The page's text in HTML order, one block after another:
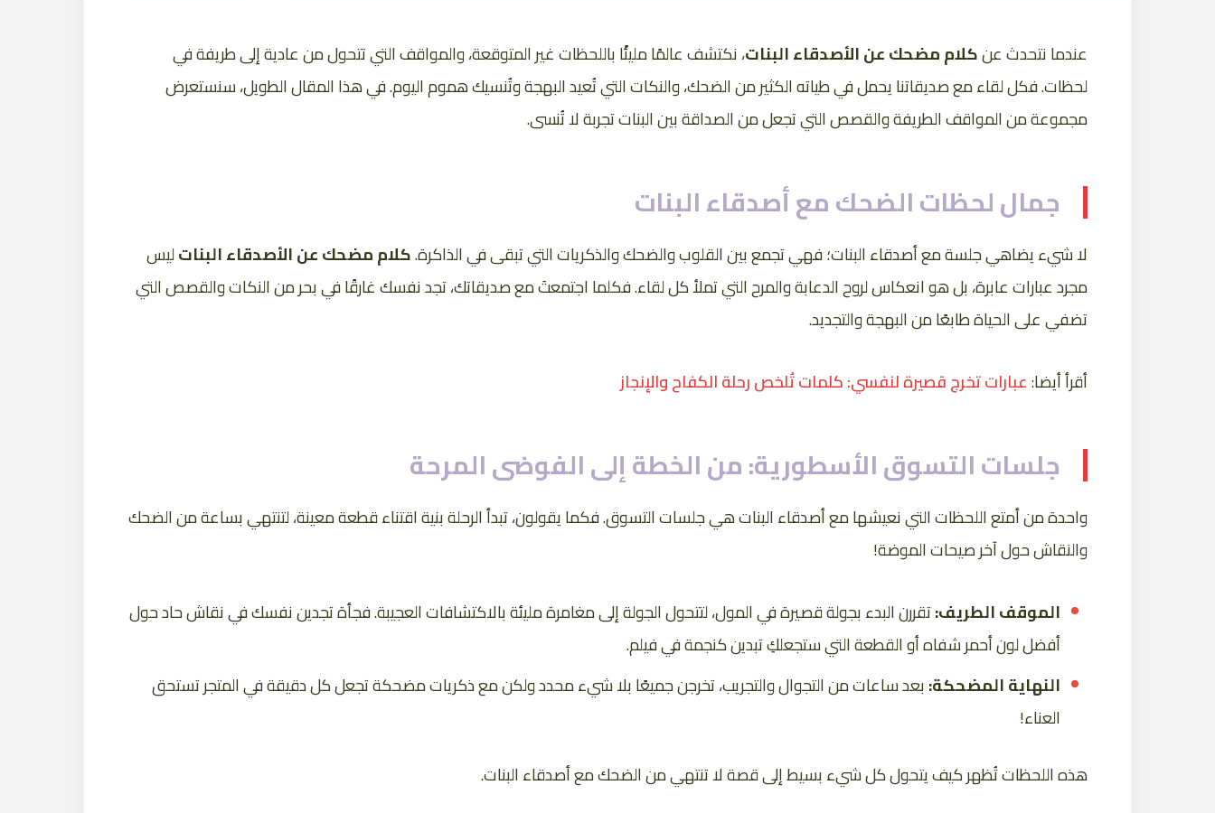
عندما نتحدث عنكلام مضحك عن الأصدقاء البنات، نكتشف عالمًا مليئًا باللحظات غير المتوقعة، والمواقف التي تتحول من عادية إلى طريفة في
لحظات. فكل لقاء مع صديقاتنا يحمل في طياته الكثير من الضحك، والنكات التي تُعيد البهجة وتُنسيك هموم اليوم. في هذا المقال الطويل، سنستعرض
مجموعة من المواقف الطريفة والقصص التي تجعل من الصداقة بين البنات تجربة لا تُنسى.
جمال لحظات الضحك مع أصدقاء البنات
لا شيء يضاهي جلسة مع أصدقاء البنات؛ فهي تجمع بين القلوب والضحك والذكريات التي تبقى في الذاكرة.كلام مضحك عن الأصدقاء البناتليس
مجرد عبارات عابرة، بل هو انعكاس لروح الدعابة والمرح التي تملأ كل لقاء. فكلما اجتمعتَ مع صديقاتك، تجد نفسك غارقًا في بحر من النكات والقصص التي
تضفي على الحياة طابعًا من البهجة والتجديد.
أقرأ أيضا:عبارات تخرج قصيرة لنفسي: كلمات تُلخص رحلة الكفاح والإنجاز
جلسات التسوق الأسطورية: من الخطة إلى الفوضى المرحة
واحدة من أمتع اللحظات التي نعيشها مع أصدقاء البنات هي جلسات التسوق. فكما يقولون، تبدأ الرحلة بنية اقتناء قطعة معينة، لتنتهي بساعة من الضحك
والنقاش حول آخر صيحات الموضة!
الموقف الطريف:تقررن البدء بجولة قصيرة في المول، لتتحول الجولة إلى مغامرة مليئة بالاكتشافات العجيبة. فجأة تجدين نفسك في نقاش حاد حول
أفضل لون أحمر شفاه أو القطعة التي ستجعلكِ تبدين كنجمة في فيلم.
النهاية المضحكة:بعد ساعات من التجوال والتجريب، تخرجن جميعًا بلا شيء محدد ولكن مع ذكريات مضحكة تجعل كل دقيقة في المتجر تستحق
العناء!
هذه اللحظات تُظهر كيف يتحول كل شيء بسيط إلى قصة لا تنتهي من الضحك مع أصدقاء البنات.